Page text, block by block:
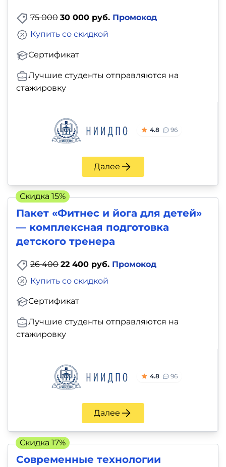
75 000 30 000 руб. Промокод
Сертификат
Купить со скидкой
Лучшие студенты отправляются на
стажировку
4.8 96
Далее
Пакет «Фитнес и йога для детей»
— комплексная подготовка
детского тренера
26 400 22 400 руб. Промокод
Сертификат
Купить со скидкой
Лучшие студенты отправляются на
стажировку
4.8 96
Далее
Скидка 15%
Современные технологии
Скидка 17%